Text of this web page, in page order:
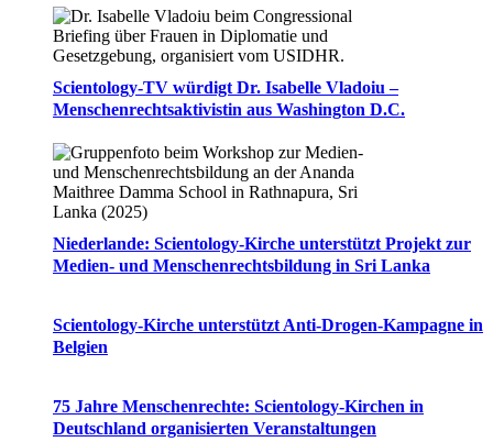
Scientology-TV würdigt Dr. Isabelle Vladoiu –
Menschenrechtsaktivistin aus Washington D.C.
Niederlande: Scientology-Kirche unterstützt Projekt zur
Medien- und Menschenrechtsbildung in Sri Lanka
Scientology-Kirche unterstützt Anti-Drogen-Kampagne in
Belgien
75 Jahre Menschenrechte: Scientology-Kirchen in
Deutschland organisierten Veranstaltungen